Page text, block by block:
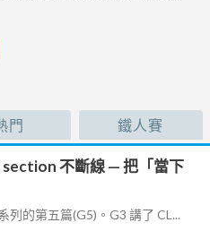
門 鐵人賽
不斷線 — 把「當下
列的第五篇(G5)。G3 講了 CL...